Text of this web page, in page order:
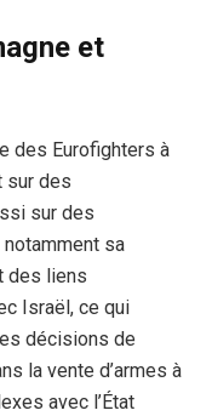
et
des Eurofighters à
sur des
sur des
sa
des liens
Israël, ce qui
décisions de
la vente d’armes à
avec l’État